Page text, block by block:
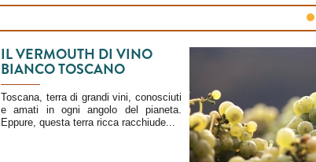
IL VERMOUTH DI VINO
BIANCO TOSCANO
Toscana, terra di grandi vini, conosciuti
e amati in ogni angolo del pianeta.
Eppure, questa terra ricca racchiude...